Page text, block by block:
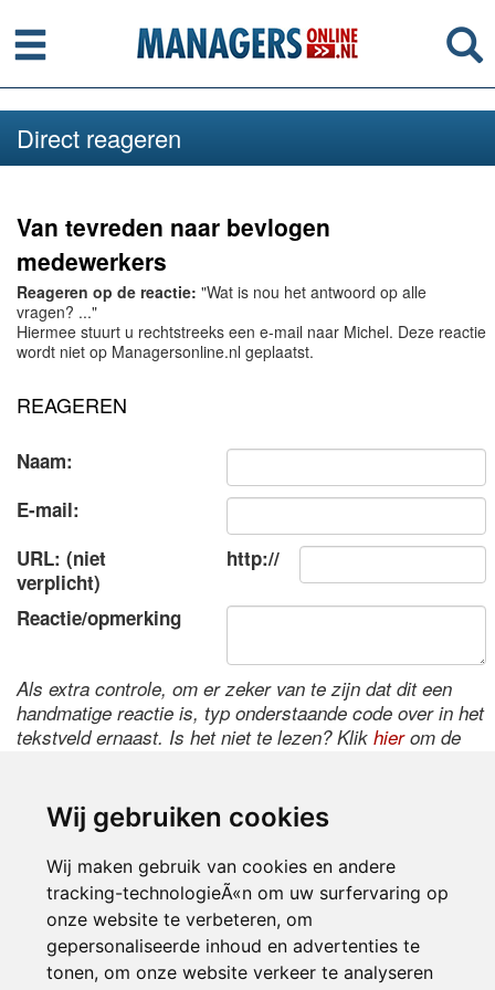
Wij gebruiken cookies
Wij maken gebruik van cookies en andere
tracking-technologieÃ«n om uw surfervaring op
onze website te verbeteren, om
gepersonaliseerde inhoud en advertenties te
tonen, om onze website verkeer te analyseren
Menu
Direct reageren
Van tevreden naar bevlogen
medewerkers
Reageren op de reactie: "Wat is nou het antwoord op alle
vragen? ..."
Hiermee stuurt u rechtstreeks een e-mail naar Michel. Deze reactie
wordt niet op Managersonline.nl geplaatst.
REAGEREN
Naam:
E-mail:
URL: (niet
verplicht)
http://
Reactie/opmerking
Als extra controle, om er zeker van te zijn dat dit een
handmatige reactie is, typ onderstaande code over in het
tekstveld ernaast. Is het niet te lezen? Klik hierom de